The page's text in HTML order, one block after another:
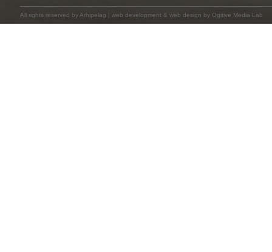
All rights reserved by Arhipelag | web development & web design by Ogitive Media Lab